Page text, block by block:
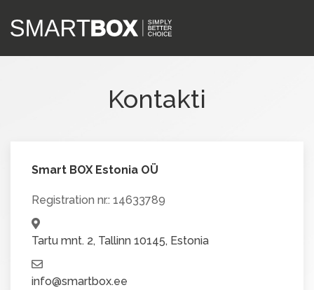
Kontakti
Smart BOX Estonia OÜ
Registration nr.: 14633789
Tartu mnt. 2, Tallinn 10145, Estonia
info@smartbox.ee